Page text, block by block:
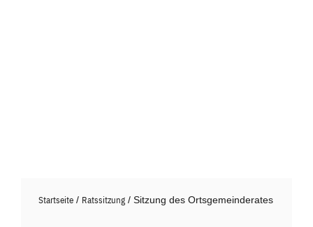
Startseite / Ratssitzung / Sitzung des Ortsgemeinderates